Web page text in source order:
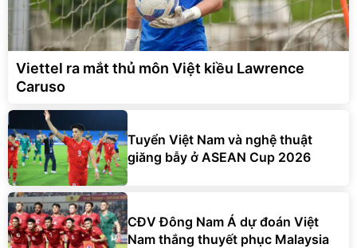
Viettel ra mắt thủ môn Việt kiều Lawrence
Caruso
Tuyển Việt Nam và nghệ thuật
giăng bẫy ở ASEAN Cup 2026
CĐV Đông Nam Á dự đoán Việt
Nam thắng thuyết phục Malaysia